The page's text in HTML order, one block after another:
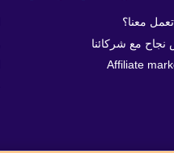
تعمل معنا؟
مع شركائنا
Affiliate